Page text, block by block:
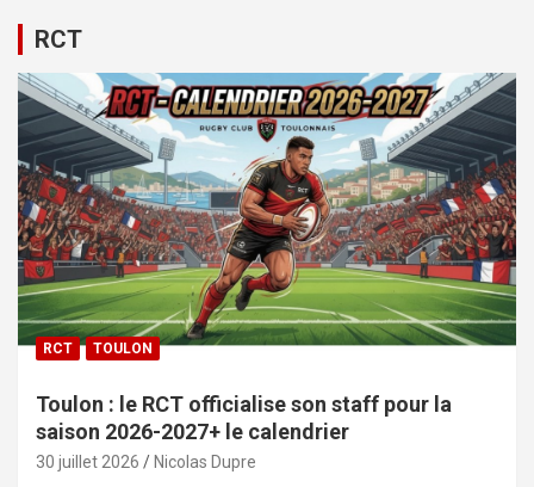
RCT
RCT TOULON
Toulon : le RCT officialise son staff pour la
saison 2026-2027+ le calendrier
30 juillet 2026 Nicolas Dupre